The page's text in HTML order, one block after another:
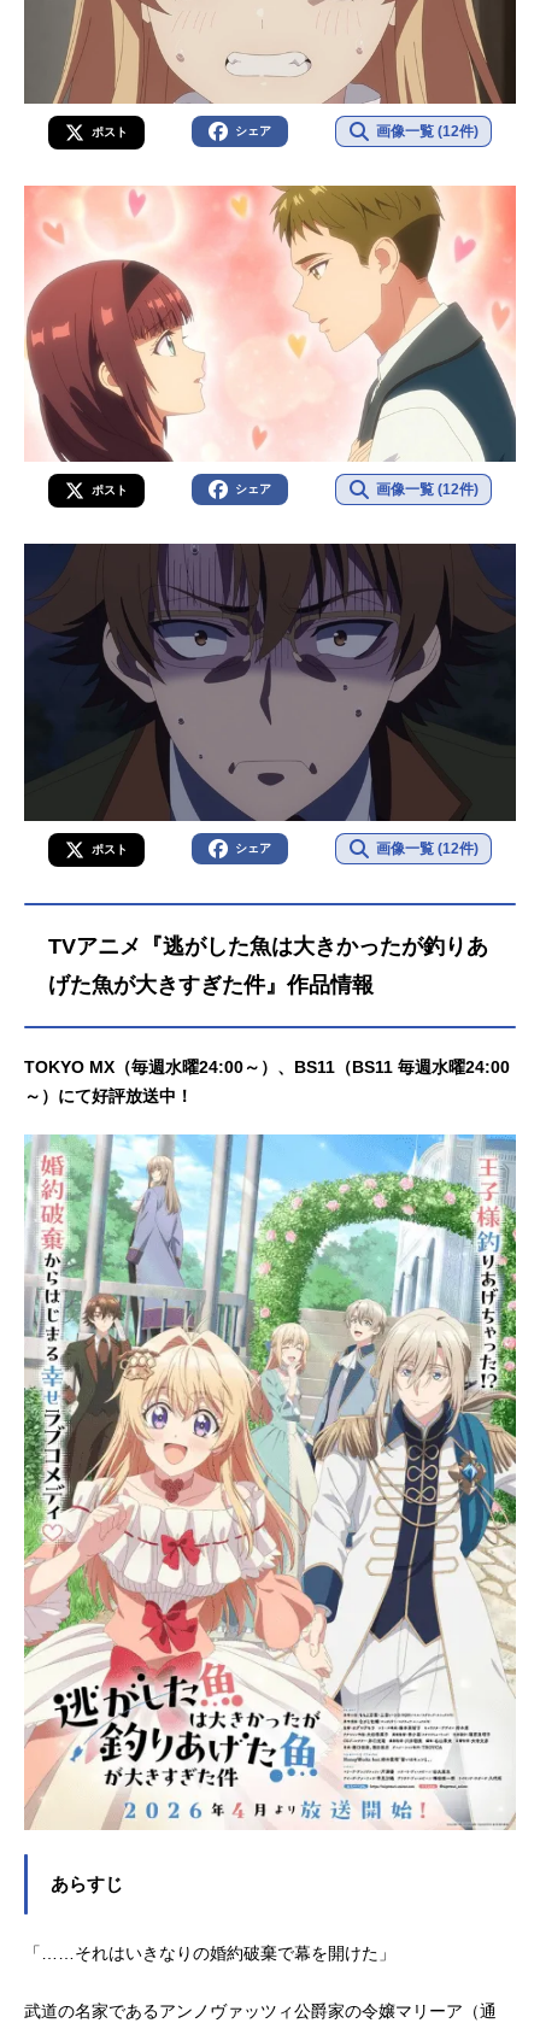
ポスト シェア 画像一覧 (12件)
ポスト シェア 画像一覧 (12件)
ポスト シェア 画像一覧 (12件)
TVアニメ『逃がした魚は大きかったが釣りあ
げた魚が大きすぎた件』作品情報
TOKYO MX（毎週水曜24:00～）、BS11（BS11 毎週水曜24:00
～）にて好評放送中！
あらすじ
「……それはいきなりの婚約破棄で幕を開けた」
武道の名家であるアンノヴァッツィ公爵家の令嬢マリーア（通